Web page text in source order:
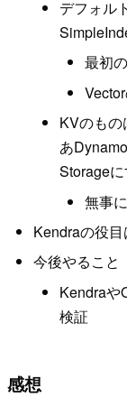
デフォル
最初
KVのも
あ
Storage
無事
Kendraの役
今後やること
Kendraや
検証
感想